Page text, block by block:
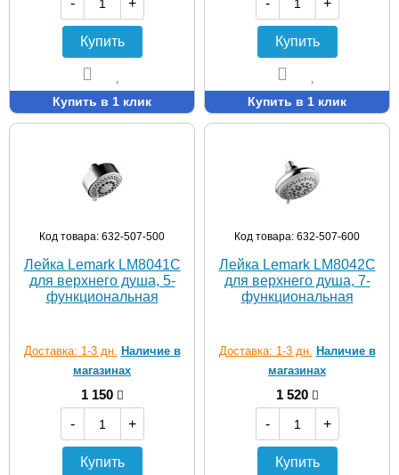
-
+
Купить
Купить в 1 клик
-
+
Купить
Купить в 1 клик
Код товара: 632-507-500
Лейка Lemark LM8041C
для верхнего душа, 5-
функциональная
Доставка: 1-3 дн. Наличие в
магазинах
1 150
-
+
Купить
Код товара: 632-507-600
Лейка Lemark LM8042C
для верхнего душа, 7-
функциональная
Доставка: 1-3 дн. Наличие в
магазинах
1 520
-
+
Купить